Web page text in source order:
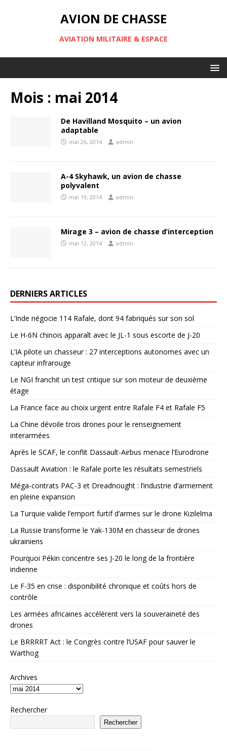
AVION DE CHASSE
AVIATION MILITAIRE & ESPACE
Mois : mai 2014
De Havilland Mosquito – un avion
adaptable
mai 26, 2014 admin
A-4 Skyhawk, un avion de chasse
polyvalent
mai 19, 2014 admin
Mirage 3 – avion de chasse d’interception
mai 12, 2014 admin
DERNIERS ARTICLES
L’Inde négocie 114 Rafale, dont 94 fabriqués sur son sol
Le H-6N chinois apparaît avec le JL-1 sous escorte de J-20
L’IA pilote un chasseur : 27 interceptions autonomes avec un
capteur infrarouge
Le NGI franchit un test critique sur son moteur de deuxième
étage
La France face au choix urgent entre Rafale F4 et Rafale F5
La Chine dévoile trois drones pour le renseignement
interarmées
Après le SCAF, le conflit Dassault-Airbus menace l’Eurodrone
Dassault Aviation : le Rafale porte les résultats semestriels
Méga-contrats PAC-3 et Dreadnought : l’industrie d’armement
en pleine expansion
La Turquie valide l’emport furtif d’armes sur le drone Kızılelma
La Russie transforme le Yak-130M en chasseur de drones
ukrainiens
Pourquoi Pékin concentre ses J-20 le long de la frontière
indienne
Le F-35 en crise : disponibilité chronique et coûts hors de
contrôle
Les armées africaines accélèrent vers la souveraineté des
drones
Le BRRRRT Act : le Congrès contre l’USAF pour sauver le
Warthog
Archives
Rechercher
Rechercher